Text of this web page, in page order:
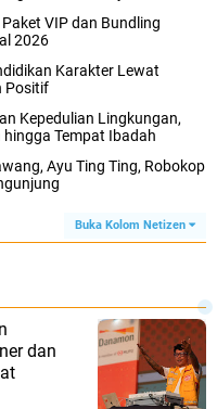
VIP dan Bundling
2026
Karakter Lewat
Positif
Kepedulian Lingkungan,
hingga Tempat Ibadah
Ayu Ting Ting, Robokop
Buka Kolom Netizen
dan